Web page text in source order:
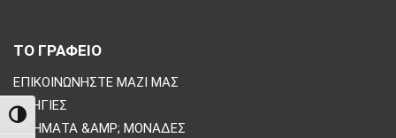
TOGGLE HIGH CONTRAST
ΤΟ ΓΡΑΦΕΙΟ
ΕΠΙΚΟΙΝΩΝΗΣΤΕ ΜΑΖΙ ΜΑΣ
ΟΔΗΓΊΕΣ
ΤΜΉΜΑΤΑ &AMP; ΜΟΝΆΔΕΣ